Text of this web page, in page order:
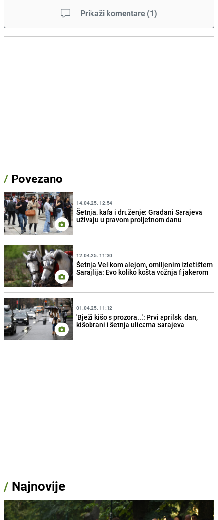
Prikaži komentare (1)
/ Povezano
14.04.25. 12:54
Šetnja, kafa i druženje: Građani Sarajeva
uživaju u pravom proljetnom danu
12.04.25. 11:30
Šetnja Velikom alejom, omiljenim izletištem
Sarajlija: Evo koliko košta vožnja fijakerom
01.04.25. 11:12
'Bježi kišo s prozora...': Prvi aprilski dan,
kišobrani i šetnja ulicama Sarajeva
/ Najnovije